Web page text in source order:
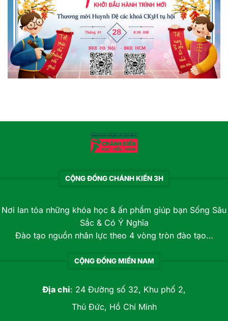
CỘNG ĐỒNG CHÁNH KIẾN 3H
Nơi lan tỏa những khóa học & ấn phẩm giúp bạn Sống Sâu
Sắc & Có Ý Nghĩa
Đào tạo nguồn nhân lực theo 4 vòng tròn đào tạo…
CỘNG ĐỒNG MIỀN NAM
Địa chỉ: 24 Đường số 32, Khu phố 2,
Thủ Đức, Hồ Chí Minh